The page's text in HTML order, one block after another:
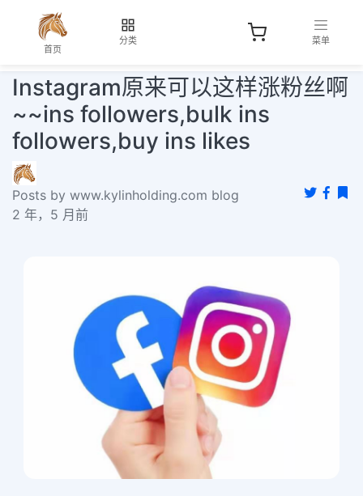
首页
分类 菜单
Instagram原来可以这样涨粉丝啊
~~ins followers,bulk ins
followers,buy ins likes
Posts by www.kylinholding.com blog
2 年，5 月前